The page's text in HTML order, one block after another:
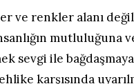
ve renkler alanı
mutluluğuna
sevgi ile
karşısında